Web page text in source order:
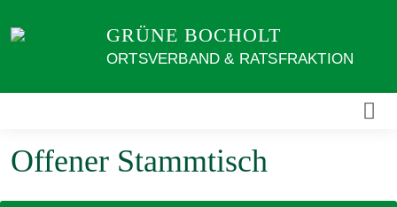
zum
GRÜNE BOCHOLT
ORTSVERBAND & RATSFRAKTION
Offener Stammtisch